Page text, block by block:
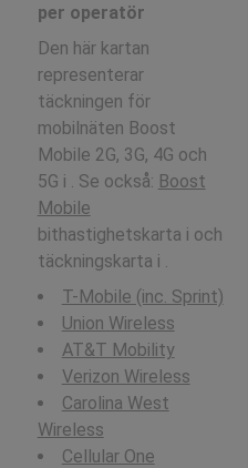
per operatör
Den här kartan
representerar
täckningen för
mobilnäten Boost
Mobile 2G, 3G, 4G och
5G i . Se också: Boost
Mobile
bithastighetskarta i och
täckningskarta i .
T-Mobile (inc. Sprint)
Union Wireless
AT&T Mobility
Verizon Wireless
Carolina West
Wireless
Cellular One